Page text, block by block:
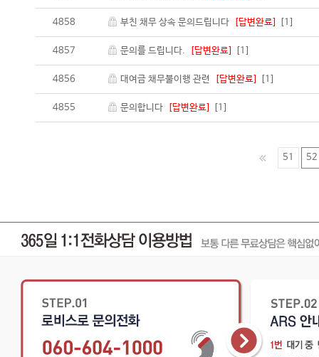
4858 부친 채무 상속 문의드립니다 [답변완료] [1]
4857 문의를 드립니다. [답변완료] [1]
4856 대여금 채무불이행 관련 [답변완료] [1]
4855 문의합니다 [답변완료] [1]
51 52